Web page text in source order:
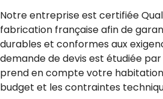
Notre entreprise est certifiée
fabrication française afin de
durables et conformes aux
demande de devis est étudiée
prend en compte votre
budget et les contraintes